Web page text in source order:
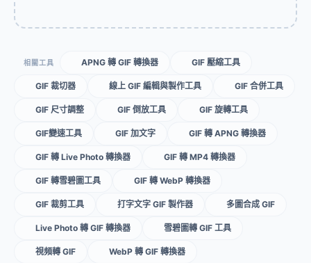
相關工具 APNG 轉 GIF 轉換器 GIF 壓縮工具
GIF 裁切器 線上 GIF 編輯與製作工具 GIF 合併工具
GIF 尺寸調整 GIF 倒放工具 GIF 旋轉工具
GIF變速工具 GIF 加文字 GIF 轉 APNG 轉換器
GIF 轉 Live Photo 轉換器 GIF 轉 MP4 轉換器
GIF 轉雪碧圖工具 GIF 轉 WebP 轉換器
GIF 裁剪工具 打字文字 GIF 製作器 多圖合成 GIF
Live Photo 轉 GIF 轉換器 雪碧圖轉 GIF 工具
視頻轉 GIF WebP 轉 GIF 轉換器